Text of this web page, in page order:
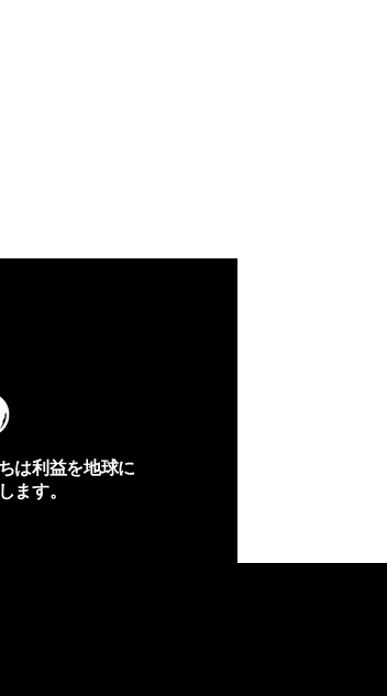
は利益を地球に
ます。